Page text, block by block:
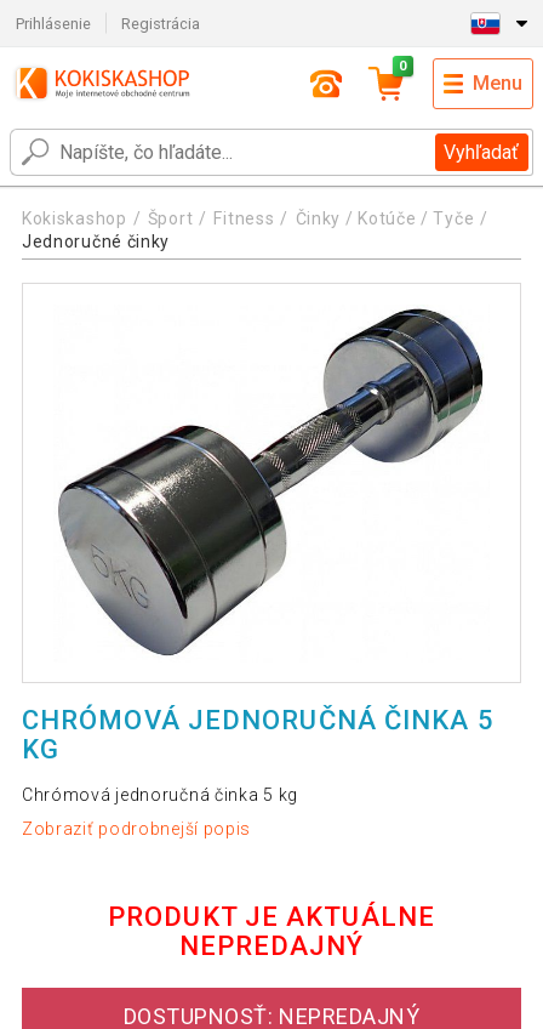
Prihlásenie Registrácia
Vyhľadať
0
Menu
Kokiskashop Šport Fitness
Činky / Kotúče / Tyče
Jednoručné činky
CHRÓMOVÁ JEDNORUČNÁ ČINKA 5
KG
Chrómová jednoručná činka 5 kg
Zobraziť podrobnejší popis
PRODUKT JE AKTUÁLNE
NEPREDAJNÝ
DOSTUPNOSŤ: NEPREDAJNÝ